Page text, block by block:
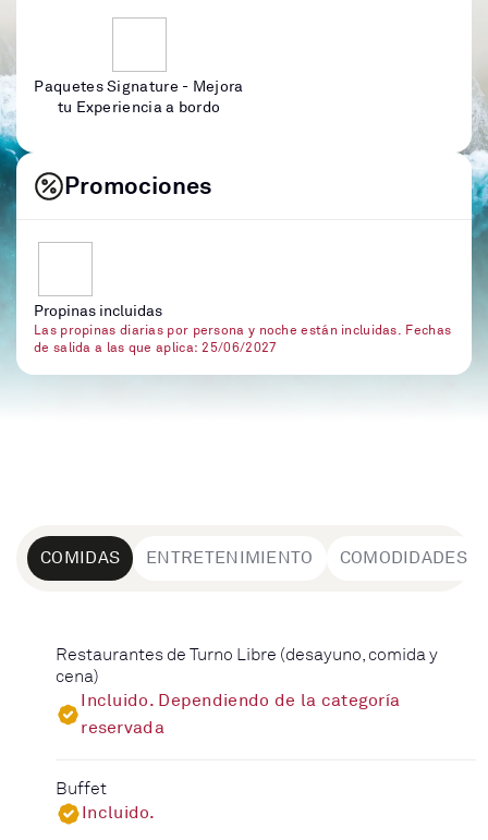
Paquetes Signature - Mejora
tu Experiencia a bordo
Promociones
Propinas incluidas
Las propinas diarias por persona y noche están incluidas. Fechas
de salida a las que aplica: 25/06/2027
COMIDAS ENTRETENIMIENTO COMODIDADES
Restaurantes de Turno Libre (desayuno, comida y
cena)
Incluido. Dependiendo de la categoría
reservada
Buffet
Incluido.